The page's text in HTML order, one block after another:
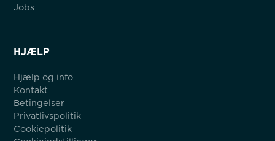
Jobs
HJÆLP
Hjælp og info
Kontakt
Betingelser
Privatlivspolitik
Cookiepolitik